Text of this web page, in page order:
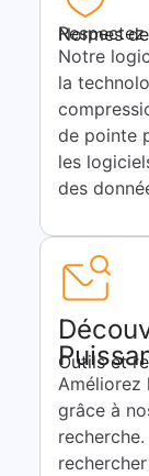
Normes
Notre
la
de pointe
les
des
Outils et
Améliorez
grâce à